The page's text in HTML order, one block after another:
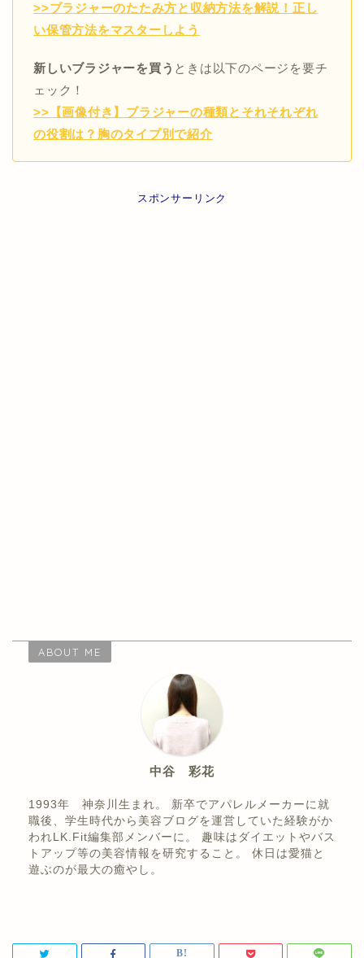
>>ブラジャーのたたみ方と収納方法を解説！正し
い保管方法をマスターしよう
新しいブラジャーを買う ときは以下のページを要チ
ェック！
>>【画像付き】ブラジャーの種類とそれそれぞれ
の役割は？胸のタイプ別で紹介
スポンサーリンク
ABOUT ME
中谷 彩花
1993年 神奈川生まれ。 新卒でアパレルメーカーに就
職後、学生時代から美容ブログを運営していた経験がか
われLK.Fit編集部メンバーに。 趣味はダイエットやバス
トアップ等の美容情報を研究すること。 休日は愛猫と
遊ぶのが最大の癒やし。